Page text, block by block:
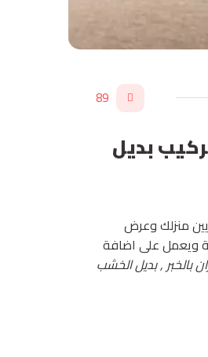
89
– معلم تركيب بديل
منزلك وعرض
ويعمل على اضافة
بالخبر , بديل الخشب